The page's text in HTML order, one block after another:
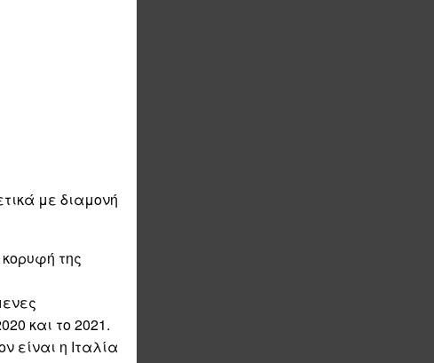
με διαμονή
της
και το 2021.
είναι η Ιταλία